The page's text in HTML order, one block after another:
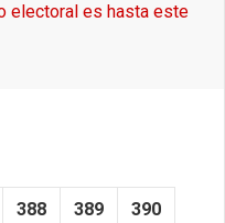
electoral es hasta este
388 389 390